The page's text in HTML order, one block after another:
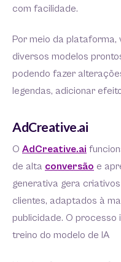
com facilidade.
Por meio da
diversos modelos
podendo fazer
legendas, adicionar
AdCreative.ai
O AdCreative.ai
de alta conversão e
generativa gera
clientes, adaptados à
publicidade. O processo
treino do modelo de IA